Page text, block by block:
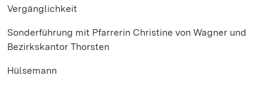
Vergänglichkeit
Sonderführung mit Pfarrerin Christine von Wagner und
Bezirkskantor Thorsten
Hülsemann